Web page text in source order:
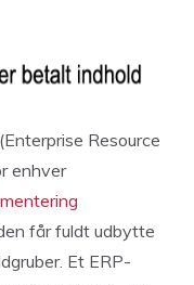
Resource
enhver
får fuldt udbytte
Et ERP-